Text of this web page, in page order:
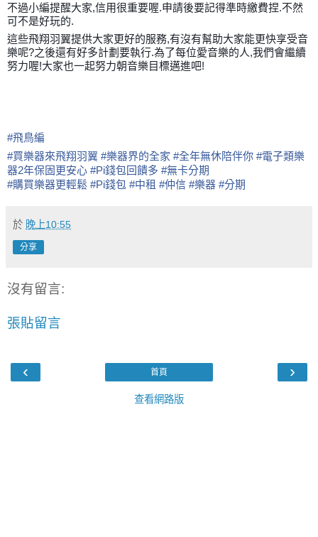
不過小編提醒大家,信用很重要喔.申請後要記得準時繳費捏.不然
可不是好玩的.
這些飛翔羽翼提供大家更好的服務,有沒有幫助大家能更快享受音
樂呢?之後還有好多計劃要執行.為了每位愛音樂的人,我們會繼續
努力喔!大家也一起努力朝音樂目標邁進吧!
#飛鳥編
#買樂器來飛翔羽翼 #樂器界的全家 #全年無休陪伴你 #電子類樂
器2年保固更安心 #Pi錢包回饋多 #無卡分期
#購買樂器更輕鬆 #Pi錢包 #中租 #仲信 #樂器 #分期
於 晚上10:55
分享
沒有留言:
張貼留言
‹ ›
首頁
查看網路版